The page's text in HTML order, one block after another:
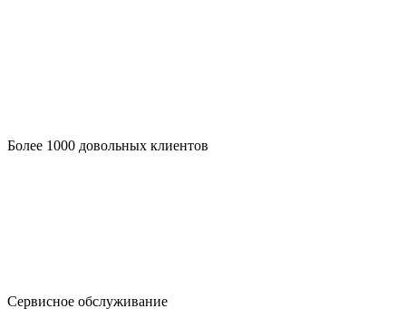
Более 1000 довольных клиентов
Сервисное обслуживание